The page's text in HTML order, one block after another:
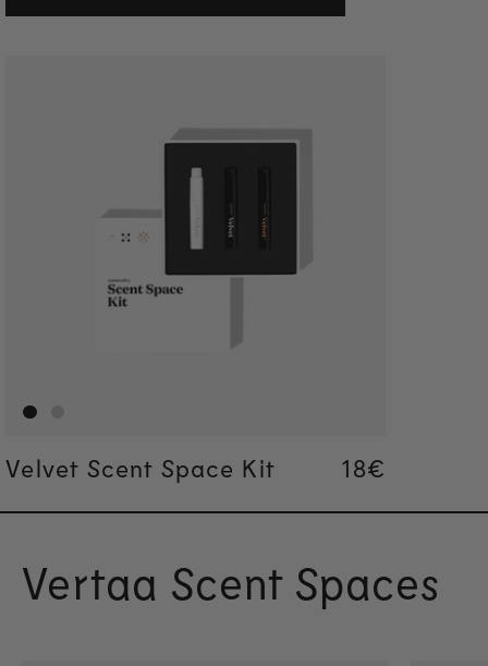
Velvet Scent Space Kit Regular
18€
Regular
18€
Vertaa Scent Spaces